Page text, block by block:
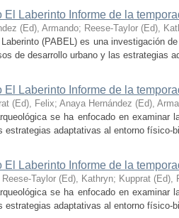
Laberinto Informe de la
(Ed), Armando; Reese-Taylor (Ed),
(PABEL) es una investigación
de desarrollo urbano y las estrategias
Laberinto Informe de la
(Ed), Felix; Anaya Hernández (Ed),
se ha enfocado en examinar
estrategias adaptativas al entorno físico-
Laberinto Informe de la
Reese-Taylor (Ed), Kathryn; Kupprat (Ed),
se ha enfocado en examinar
estrategias adaptativas al entorno físico-